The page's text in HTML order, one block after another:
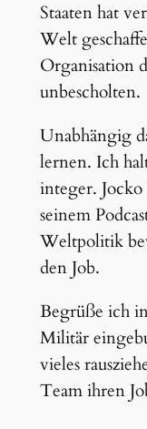
Staaten hat
Welt
Organisation
unbescholten.
Unabhängig
lernen. Ich
integer.
seinem
Weltpolitik
den Job.
Begrüße ich
Militär
vieles
Team ihren